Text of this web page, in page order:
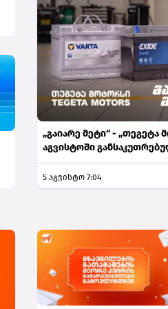
„გაიარე მეტი“ -
აგვისტოში
5 აგვისტო 7:04